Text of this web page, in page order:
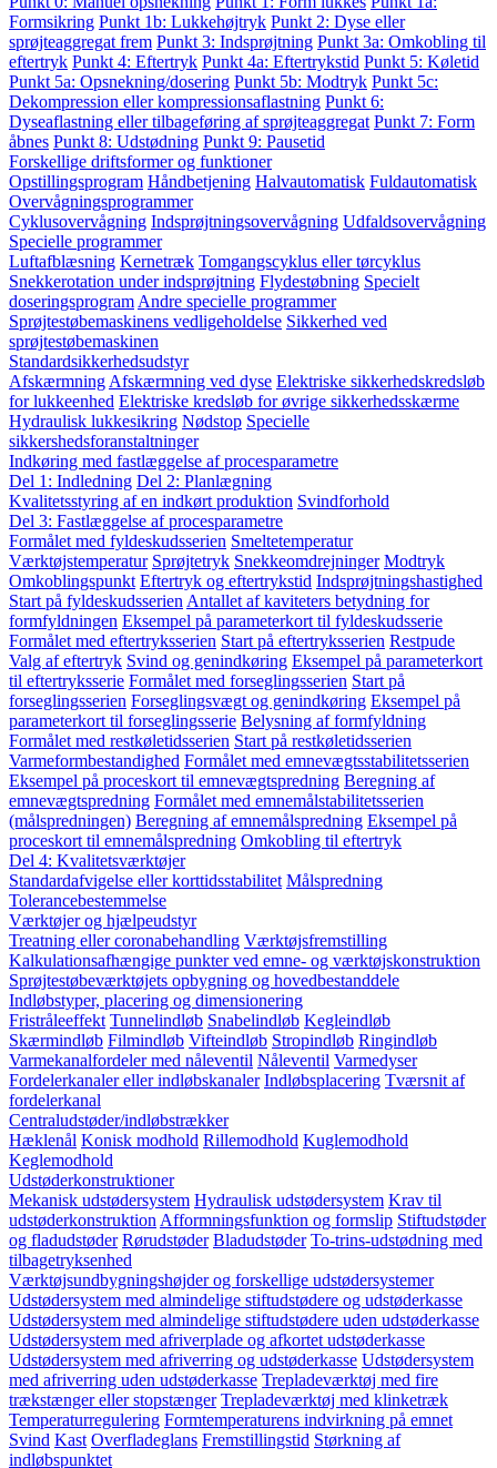
Formsikring Punkt 1b: Lukkehøjtryk Punkt 2: Dyse eller
sprøjteaggregat frem Punkt 3: Indsprøjtning Punkt 3a: Omkobling til
eftertryk Punkt 4: Eftertryk Punkt 4a: Eftertrykstid Punkt 5: Køletid
Punkt 5a: Opsnekning/dosering Punkt 5b: Modtryk Punkt 5c:
Dekompression eller kompressionsaflastning Punkt 6:
Dyseaflastning eller tilbageføring af sprøjteaggregat Punkt 7: Form
åbnes Punkt 8: Udstødning Punkt 9: Pausetid
Forskellige driftsformer og funktioner
Opstillingsprogram Håndbetjening Halvautomatisk Fuldautomatisk
Overvågningsprogrammer
Cyklusovervågning Indsprøjtningsovervågning Udfaldsovervågning
Specielle programmer
Luftafblæsning Kernetræk Tomgangscyklus eller tørcyklus
Snekkerotation under indsprøjtning Flydestøbning Specielt
doseringsprogram Andre specielle programmer
Sprøjtestøbemaskinens vedligeholdelse Sikkerhed ved
sprøjtestøbemaskinen
Standardsikkerhedsudstyr
Afskærmning Afskærmning ved dyse Elektriske sikkerhedskredsløb
for lukkeenhed Elektriske kredsløb for øvrige sikkerhedsskærme
Hydraulisk lukkesikring Nødstop Specielle
sikkershedsforanstaltninger
Indkøring med fastlæggelse af procesparametre
Del 1: Indledning Del 2: Planlægning
Kvalitetsstyring af en indkørt produktion Svindforhold
Del 3: Fastlæggelse af procesparametre
Formålet med fyldeskudsserien Smeltetemperatur
Værktøjstemperatur Sprøjtetryk Snekkeomdrejninger Modtryk
Omkoblingspunkt Eftertryk og eftertrykstid Indsprøjtningshastighed
Start på fyldeskudsserien Antallet af kaviteters betydning for
formfyldningen Eksempel på parameterkort til fyldeskudsserie
Formålet med eftertryksserien Start på eftertryksserien Restpude
Valg af eftertryk Svind og genindkøring Eksempel på parameterkort
til eftertryksserie Formålet med forseglingsserien Start på
forseglingsserien Forseglingsvægt og genindkøring Eksempel på
parameterkort til forseglingsserie Belysning af formfyldning
Formålet med restkøletidsserien Start på restkøletidsserien
Varmeformbestandighed Formålet med emnevægtsstabilitetsserien
Eksempel på proceskort til emnevægtspredning Beregning af
emnevægtspredning Formålet med emnemålstabilitetsserien
(målspredningen) Beregning af emnemålspredning Eksempel på
proceskort til emnemålspredning Omkobling til eftertryk
Del 4: Kvalitetsværktøjer
Standardafvigelse eller korttidsstabilitet Målspredning
Tolerancebestemmelse
Værktøjer og hjælpeudstyr
Treatning eller coronabehandling Værktøjsfremstilling
Kalkulationsafhængige punkter ved emne- og værktøjskonstruktion
Sprøjtestøbeværktøjets opbygning og hovedbestanddele
Indløbstyper, placering og dimensionering
Fristråleeffekt Tunnelindløb Snabelindløb Kegleindløb
Skærmindløb Filmindløb Vifteindløb Stropindløb Ringindløb
Varmekanalfordeler med nåleventil Nåleventil Varmedyser
Fordelerkanaler eller indløbskanaler Indløbsplacering Tværsnit af
fordelerkanal
Centraludstøder/indløbstrækker
Hæklenål Konisk modhold Rillemodhold Kuglemodhold
Keglemodhold
Udstøderkonstruktioner
Mekanisk udstødersystem Hydraulisk udstødersystem Krav til
udstøderkonstruktion Afformningsfunktion og formslip Stiftudstøder
og fladudstøder Rørudstøder Bladudstøder To-trins-udstødning med
tilbagetryksenhed
Værktøjsundbygningshøjder og forskellige udstødersystemer
Udstødersystem med almindelige stiftudstødere og udstøderkasse
Udstødersystem med almindelige stiftudstødere uden udstøderkasse
Udstødersystem med afriverplade og afkortet udstøderkasse
Udstødersystem med afriverring og udstøderkasse Udstødersystem
med afriverring uden udstøderkasse Trepladeværktøj med fire
trækstænger eller stopstænger Trepladeværktøj med klinketræk
Temperaturregulering Formtemperaturens indvirkning på emnet
Svind Kast Overfladeglans Fremstillingstid Størkning af
indløbspunktet